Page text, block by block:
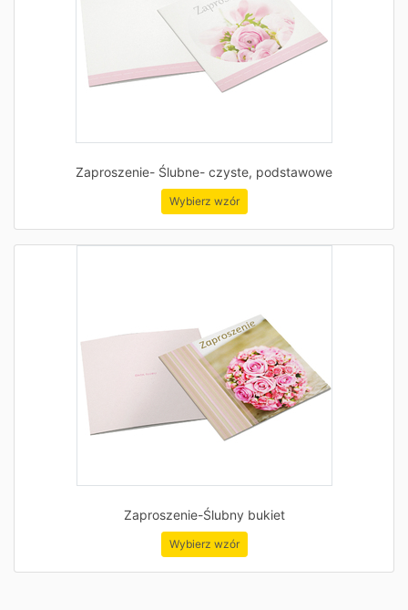
Zaproszenie- Ślubne- czyste, podstawowe
Wybierz wzór
Zaproszenie-Ślubny bukiet
Wybierz wzór